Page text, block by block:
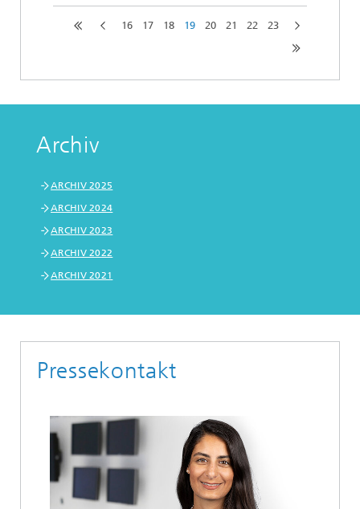
16 17 18 19 20 21 22 23
Archiv
ARCHIV 2025
ARCHIV 2024
ARCHIV 2023
ARCHIV 2022
ARCHIV 2021
Pressekontakt